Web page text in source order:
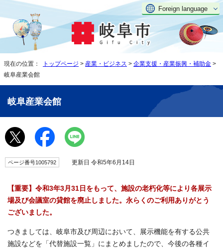
Foreign language
現在の位置： トップページ > 産業・ビジネス > 企業支援・産業振興・補助金 >
岐阜産業会館
岐阜産業会館
ページ番号1005792 更新日 令和5年6月14日
【重要】令和3年3月31日をもって、施設の老朽化等により各展示
場及び会議室の貸館を廃止しました。永らくのご利用ありがとう
ございました。
つきましては、岐阜市及び周辺において、展示機能を有する公共
施設などを「代替施設一覧」にまとめましたので、今後の各種イ